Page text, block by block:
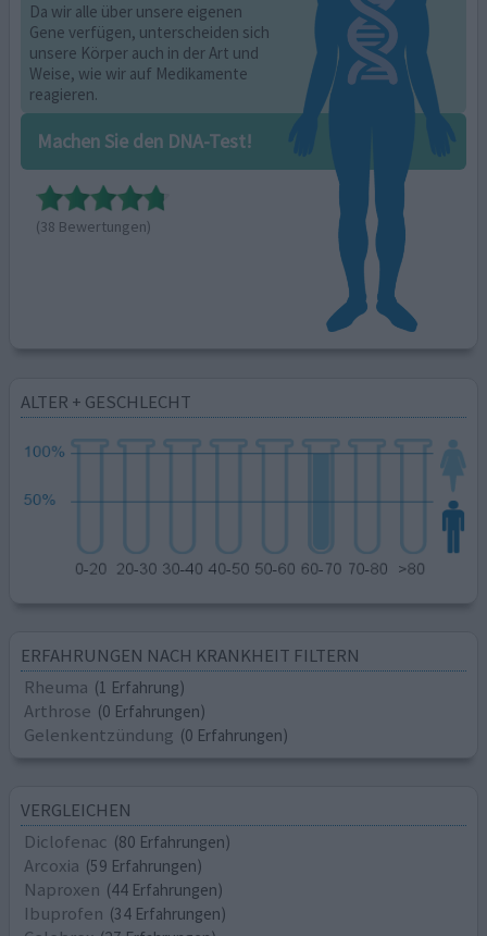
Da wir alle über unsere eigenen
Gene verfügen, unterscheiden sich
unsere Körper auch in der Art und
Weise, wie wir auf Medikamente
reagieren.
Machen Sie den DNA-Test!
(38 Bewertungen)
ALTER + GESCHLECHT
ERFAHRUNGEN NACH KRANKHEIT FILTERN
Rheuma (1 Erfahrung)
Arthrose (0 Erfahrungen)
Gelenkentzündung (0 Erfahrungen)
VERGLEICHEN
Diclofenac (80 Erfahrungen)
Arcoxia (59 Erfahrungen)
Naproxen (44 Erfahrungen)
Ibuprofen (34 Erfahrungen)